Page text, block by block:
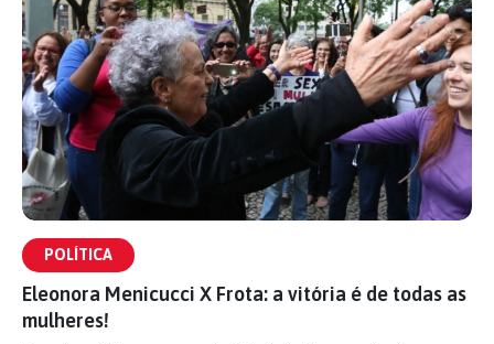
POLÍTICA
Eleonora Menicucci X Frota: a vitória é de todas as
mulheres!